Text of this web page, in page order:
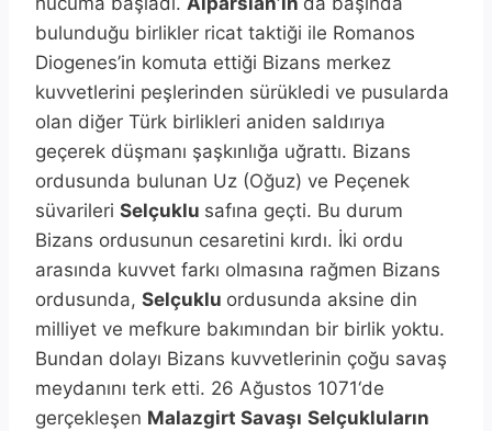
bulunduğu birlikler ricat taktiği ile Romanos
Diogenes’in komuta ettiği Bizans merkez
kuvvetlerini peşlerinden sürükledi ve pusularda
olan diğer Türk birlikleri aniden saldırıya
geçerek düşmanı şaşkınlığa uğrattı. Bizans
ordusunda bulunan Uz (Oğuz) ve Peçenek
süvarileri Selçuklu safına geçti. Bu durum
Bizans ordusunun cesaretini kırdı. İki ordu
arasında kuvvet farkı olmasına rağmen Bizans
ordusunda, Selçuklu ordusunda aksine din
milliyet ve mefkure bakımından bir birlik yoktu.
Bundan dolayı Bizans kuvvetlerinin çoğu savaş
meydanını terk etti. 26 Ağustos 1071‘de
gerçekleşen Malazgirt Savaşı Selçukluların